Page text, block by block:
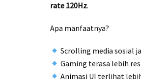
rate 120Hz.
Apa manfaatnya?
Scrolling media sosial
Gaming terasa lebih
Animasi UI terlihat